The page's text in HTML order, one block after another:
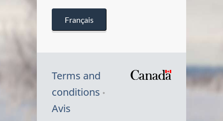
Français
Terms and
conditions
Avis
Symbole